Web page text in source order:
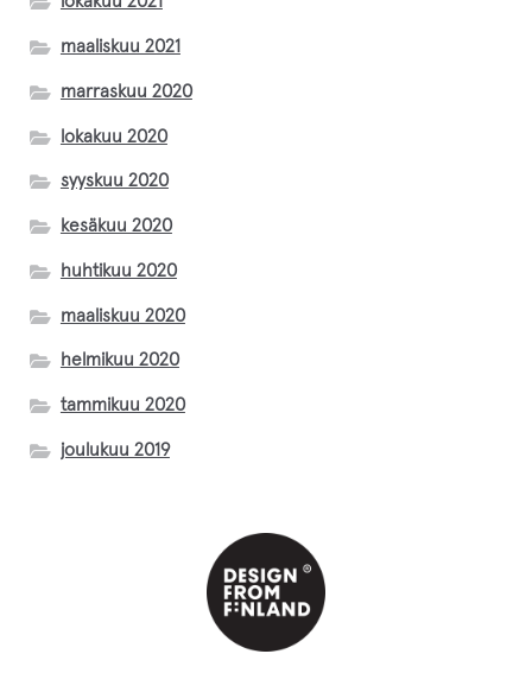
Matilda Kumma
Taru Maaret Päiviö
maaliskuu 2021
marraskuu 2020
lokakuu 2020
syyskuu 2020
kesäkuu 2020
huhtikuu 2020
maaliskuu 2020
helmikuu 2020
tammikuu 2020
joulukuu 2019